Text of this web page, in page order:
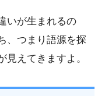
いが生まれるの
、つまり語源を探
見えてきますよ。